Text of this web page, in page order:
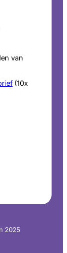
van
(10x
2025